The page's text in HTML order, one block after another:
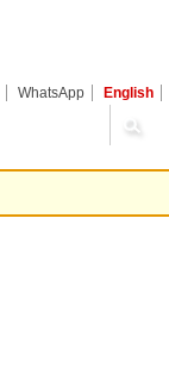
WhatsApp English